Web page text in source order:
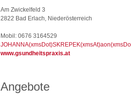
Am Zwickelfeld 3
2822 Bad Erlach, Niederösterreich
Mobil: 0676 3164529
www.gsundheitspraxis.at
Angebote